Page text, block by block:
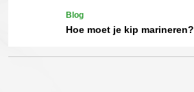
Blog
Hoe moet je kip marineren?